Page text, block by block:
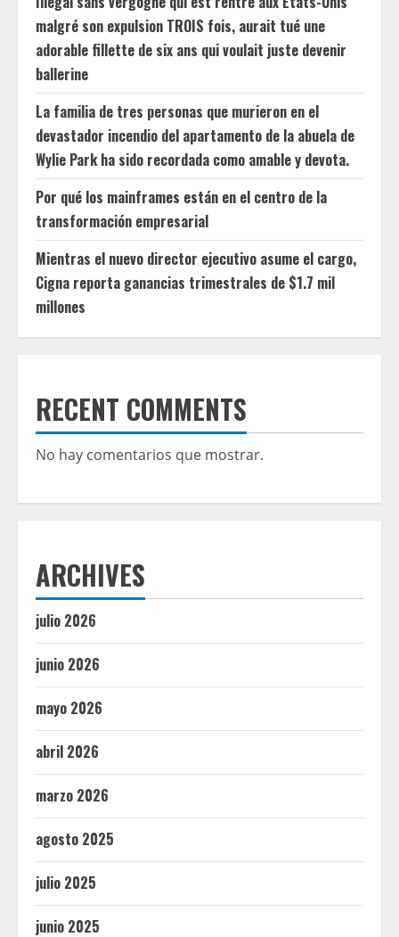
malgré son expulsion TROIS fois, aurait tué une
adorable fillette de six ans qui voulait juste devenir
ballerine
La familia de tres personas que murieron en el
devastador incendio del apartamento de la abuela de
Wylie Park ha sido recordada como amable y devota.
Por qué los mainframes están en el centro de la
transformación empresarial
Mientras el nuevo director ejecutivo asume el cargo,
Cigna reporta ganancias trimestrales de $1.7 mil
millones
RECENT COMMENTS
No hay comentarios que mostrar.
ARCHIVES
julio 2026
junio 2026
mayo 2026
abril 2026
marzo 2026
agosto 2025
julio 2025
junio 2025